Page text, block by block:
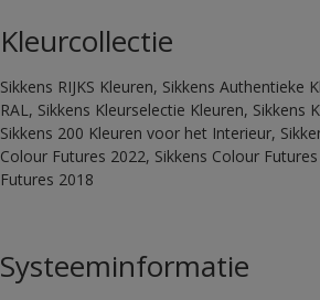
Kleurcollectie
Sikkens RIJKS Kleuren, Sikkens Authentieke
RAL, Sikkens Kleurselectie Kleuren,
Sikkens 200 Kleuren voor het Interieur,
Colour Futures 2022, Sikkens Colour
Futures 2018
Systeeminformatie